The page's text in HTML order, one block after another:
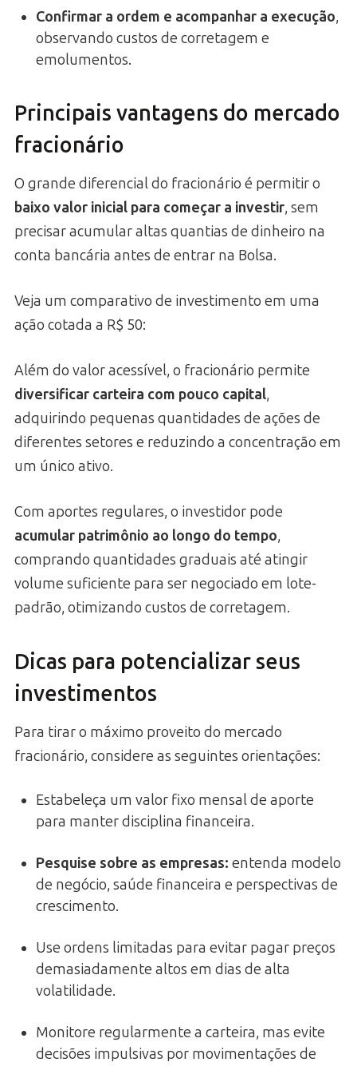
Confirmar a ordem e acompanhar a execução,
observando custos de corretagem e
emolumentos.
Principais vantagens do mercado
fracionário
O grande diferencial do fracionário é permitir o
baixo valor inicial para começar a investir, sem
precisar acumular altas quantias de dinheiro na
conta bancária antes de entrar na Bolsa.
Veja um comparativo de investimento em uma
ação cotada a R$ 50:
Além do valor acessível, o fracionário permite
diversificar carteira com pouco capital,
adquirindo pequenas quantidades de ações de
diferentes setores e reduzindo a concentração em
um único ativo.
Com aportes regulares, o investidor pode
acumular patrimônio ao longo do tempo,
comprando quantidades graduais até atingir
volume suficiente para ser negociado em lote-
padrão, otimizando custos de corretagem.
Dicas para potencializar seus
investimentos
Para tirar o máximo proveito do mercado
fracionário, considere as seguintes orientações:
Estabeleça um valor fixo mensal de aporte
para manter disciplina financeira.
Pesquise sobre as empresas: entenda modelo
de negócio, saúde financeira e perspectivas de
crescimento.
Use ordens limitadas para evitar pagar preços
demasiadamente altos em dias de alta
volatilidade.
Monitore regularmente a carteira, mas evite
decisões impulsivas por movimentações de